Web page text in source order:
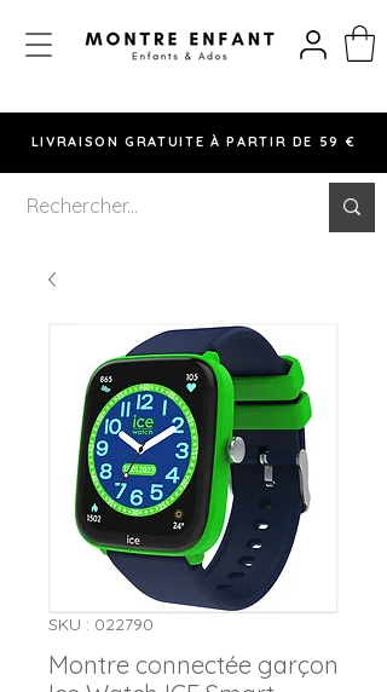
LIVRAISON GRATUITE À PARTIR DE 59 €
SKU : 022790
Montre connectée garçon